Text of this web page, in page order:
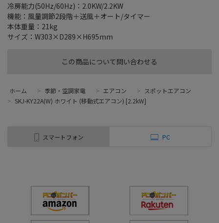
この商品について問い合わせる
冷房能力(50Hz/60Hz)：2.0KW/2.2KW
機能：風量調節2段階＋送風＋オート/タイマー
本体重量：21kg
サイズ：W303×D289×H695mm
ホーム > 季節・空調家電 > エアコン > スポットエアコン
> SKJ-KY22A(W) ホワイト (移動式エアコン) [2.2kW]
スマートフォン PC